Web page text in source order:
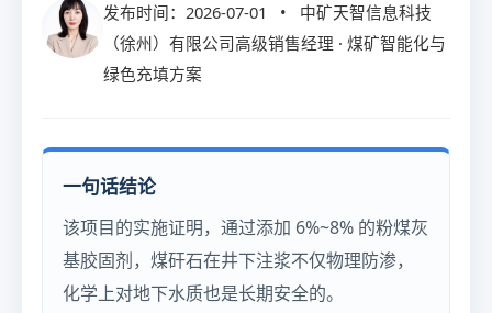
发布时间：2026-07-01 • 中矿天智信息科技
（徐州）有限公司高级销售经理 · 煤矿智能化与
绿色充填方案
一句话结论
该项目的实施证明，通过添加 6%~8% 的粉煤灰
基胶固剂，煤矸石在井下注浆不仅物理防渗，
化学上对地下水质也是长期安全的。